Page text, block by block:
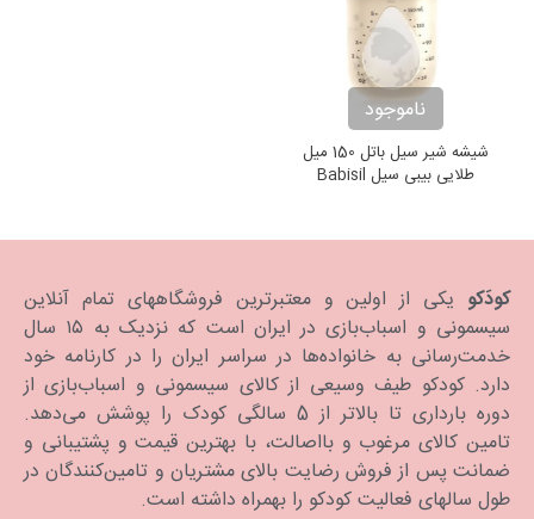
ناموجود
شیشه شیر سیل باتل 150 میل
طلایی بیبی سیل Babisil
کودَکو یکی از اولین و معتبرترین فروشگاههای تمام آنلاین
سیسمونی و اسباب‌بازی در ایران است که نزدیک به ۱۵ سال
خدمت‌رسانی به خانواده‌ها در سراسر ایران را در کارنامه خود
دارد. كودكو طیف وسیعی از کالای سیسمونی و اسباب‌بازی از
دوره بارداری تا بالاتر از 5 سالگی کودک را پوشش می‌دهد.
تامین کالای مرغوب و بااصالت، با بهترین قیمت و پشتیبانی و
ضمانت پس از فروش رضایت بالای مشتریان و تامین‌کنندگان در
طول سالهای فعالیت کودکو را بهمراه داشته است.